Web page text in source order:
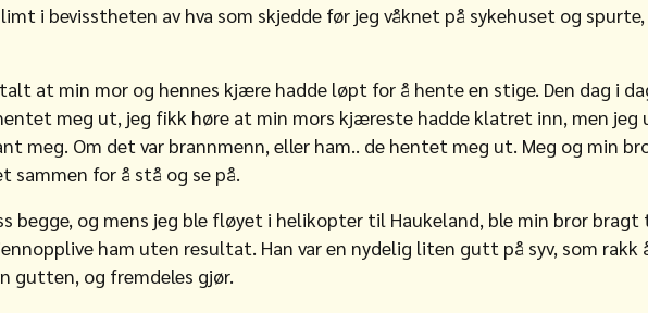
i bevisstheten av hva som skjedde før jeg våknet på sykehuset og
at min mor og hennes kjære hadde løpt for å hente en stige. Den dag i
meg ut, jeg fikk høre at min mors kjæreste hadde klatret inn, men jeg
meg. Om det var brannmenn, eller ham.. de hentet meg ut. Meg og min
sammen for å stå og se på.
begge, og mens jeg ble fløyet i helikopter til Haukeland, ble min bror
ham uten resultat. Han var en nydelig liten gutt på syv, som rakk
gutten, og fremdeles gjør.